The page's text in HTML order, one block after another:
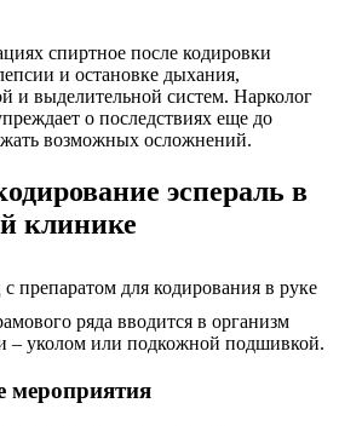
спиртное после кодировки
и остановке дыхания,
и выделительной систем. Нарколог
о последствиях еще до
возможных осложнений.
эспераль в
клинике
ряда вводится в организм
– уколом или подкожной подшивкой.
мероприятия